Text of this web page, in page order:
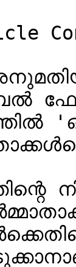
ഫോൺ